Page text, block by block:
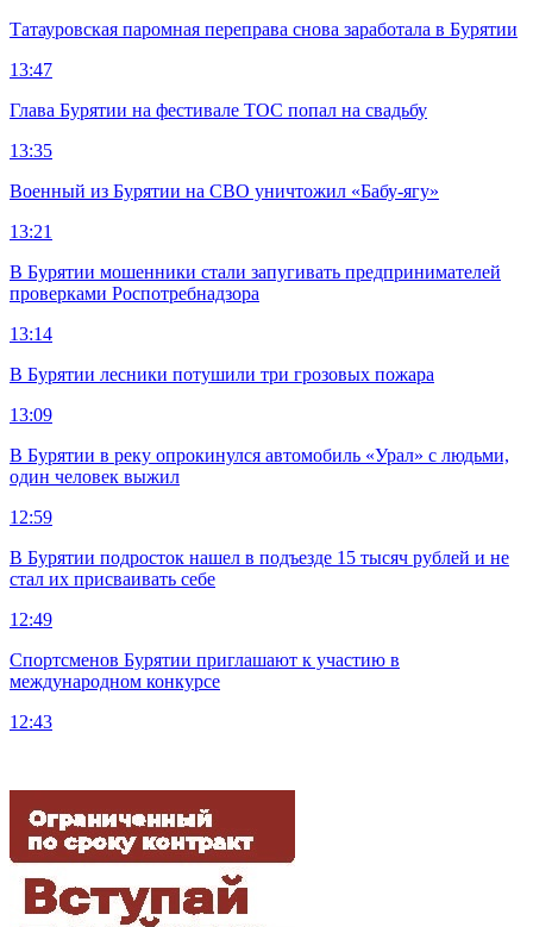
Татауровская паромная переправа снова заработала в Бурятии
13:47
Глава Бурятии на фестивале ТОС попал на свадьбу
13:35
Военный из Бурятии на СВО уничтожил «Бабу-ягу»
13:21
В Бурятии мошенники стали запугивать предпринимателей
проверками Роспотребнадзора
13:14
В Бурятии лесники потушили три грозовых пожара
13:09
В Бурятии в реку опрокинулся автомобиль «Урал» с людьми,
один человек выжил
12:59
В Бурятии подросток нашел в подъезде 15 тысяч рублей и не
стал их присваивать себе
12:49
Спортсменов Бурятии приглашают к участию в
международном конкурсе
12:43